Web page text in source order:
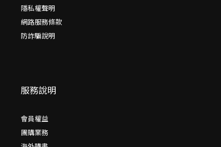
隱私權聲明
網路服務條款
防詐騙說明
服務說明
會員權益
團購業務